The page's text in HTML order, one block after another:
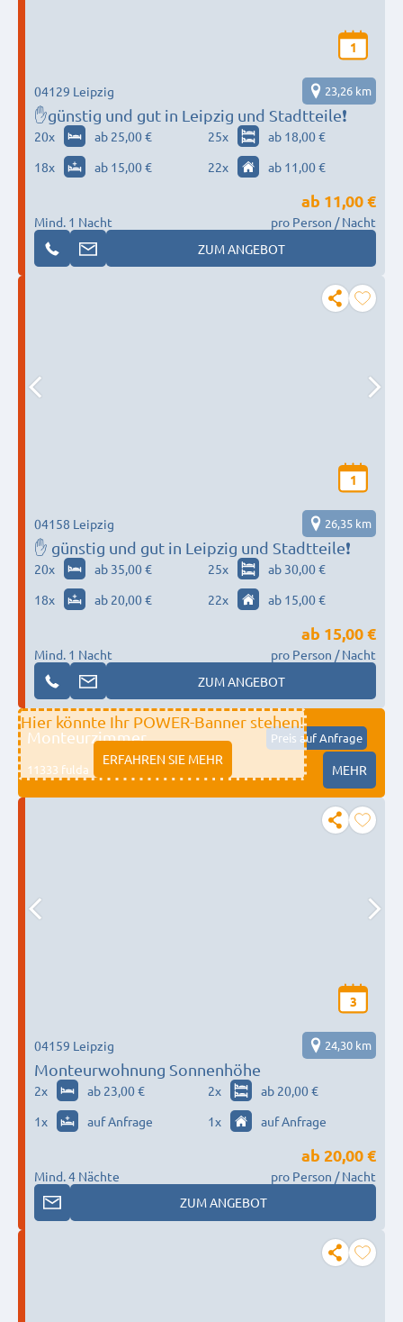
1
✋günstig und gut in Leipzig und Stadtteile❗
04129 Leipzig 23,26 km
20x ab 25,00 € 25x
ab 18,00 €
18x ab 15,00 € 22x ab 11,00 €
Mind. 1 Nacht
ab 11,00 €
pro Person / Nacht
ZUM ANGEBOT
1
✋ günstig und gut in Leipzig und Stadtteile❗
04158 Leipzig 26,35 km
20x ab 35,00 € 25x
ab 30,00 €
18x ab 20,00 € 22x ab 15,00 €
Mind. 1 Nacht
ab 15,00 €
pro Person / Nacht
ZUM ANGEBOT
Hier könnte Ihr POWER-Banner stehen!
ERFAHREN SIE MEHR
Monteurzimmer Preis auf Anfrage
11333 fulda MEHR
3
Monteurwohnung Sonnenhöhe
04159 Leipzig 24,30 km
2x ab 23,00 € 2x
ab 20,00 €
1x auf Anfrage 1x auf Anfrage
Mind. 4 Nächte
ab 20,00 €
pro Person / Nacht
ZUM ANGEBOT